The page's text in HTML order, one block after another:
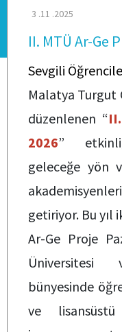
PERSONEL
3 .11 .2025
II. MTÜ Ar-Ge
Sevgili
Malatya Turgut
düzenlenen “
2026”
geleceğe yön
getiriyor. Bu yıl
Ar-Ge Proje
Üniversitesi
bünyesinde
ve